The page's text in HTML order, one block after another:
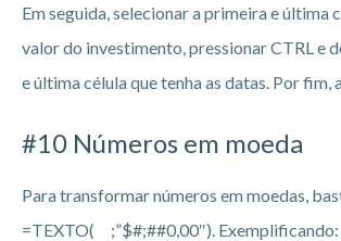
Em seguida, selecionar a primeira e última
valor do investimento, pressionar CTRL e
e última célula que tenha as datas. Por fim,
#10 Números em moeda
Para transformar números em moedas,
=TEXTO( ;”$#;##0,00″). Exemplificando: